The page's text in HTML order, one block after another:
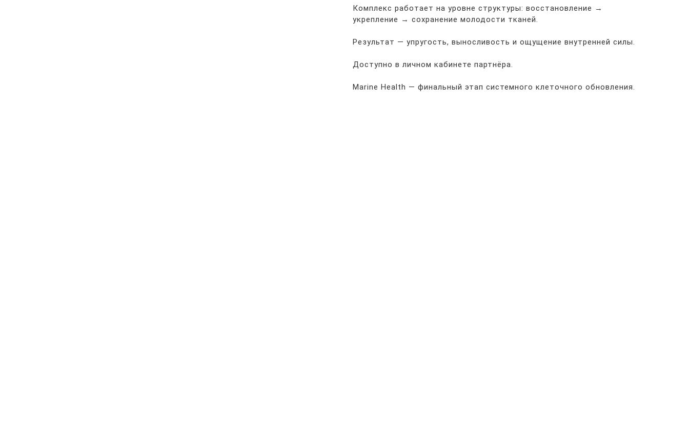
Комплекс работает на уровне структуры: восстановление →
укрепление → сохранение молодости тканей.
Результат — упругость, выносливость и ощущение внутренней силы.
Доступно в личном кабинете партнёра.
Marine Health — финальный этап системного клеточного обновления.